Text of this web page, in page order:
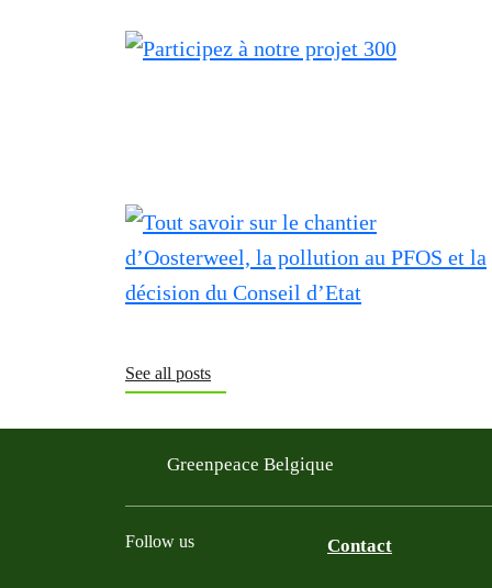
See all posts
Greenpeace Belgique
Follow us Contact